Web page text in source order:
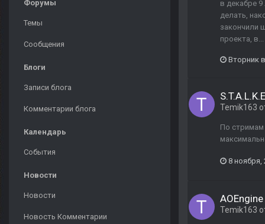
Форумы
Темы
Сообщения
Блоги
Записи блога
Комментарии блога
Календарь
События
Новости
Новости
Новость Комментарии
в декабре
делать,
закончили
проекта, в...
Вторник
Temik163
По стримам
8 ноября,
Temik163